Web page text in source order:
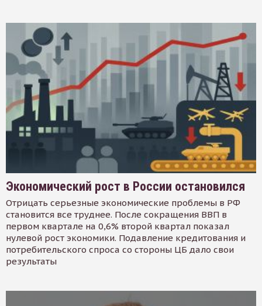
Экономический рост в России остановился
Отрицать серьезные экономические проблемы в РФ
становится все труднее. После сокращения ВВП в
первом квартале на 0,6% второй квартал показал
нулевой рост экономики. Подавление кредитования и
потребительского спроса со стороны ЦБ дало свои
результаты